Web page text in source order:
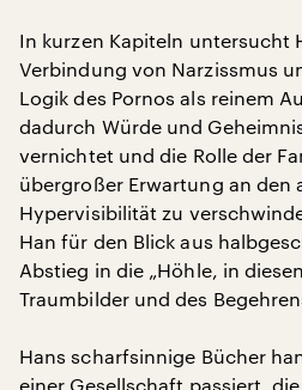
In kurzen Kapiteln untersucht
Verbindung von Narzissmus
Logik des Pornos als reinem
dadurch Würde und
vernichtet und die Rolle der
übergroßer Erwartung an den
Hypervisibilität zu
Han für den Blick aus
Abstieg in die „Höhle, in
Traumbilder und des
Hans scharfsinnige Bücher
einer Gesellschaft passiert,